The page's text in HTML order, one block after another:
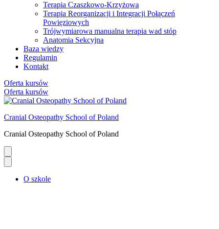
Terapia Czaszkowo-Krzyżowa
Terapia Reorganizacji i Integracji Połączeń
Powięziowych
Trójwymiarowa manualna terapia wad stóp
Anatomia Sekcyjna
Baza wiedzy
Regulamin
Kontakt
Oferta kursów
Oferta kursów
Cranial Osteopathy School of Poland
Cranial Osteopathy School of Poland
O szkole